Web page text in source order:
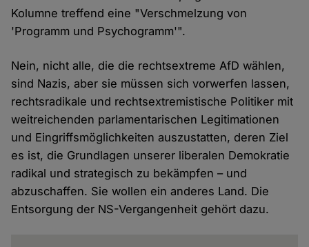
Kolumne treffend eine "Verschmelzung von
'Programm und Psychogramm'".
Nein, nicht alle, die die rechtsextreme AfD wählen,
sind Nazis, aber sie müssen sich vorwerfen lassen,
rechtsradikale und rechtsextremistische Politiker mit
weitreichenden parlamentarischen Legitimationen
und Eingriffsmöglichkeiten auszustatten, deren Ziel
es ist, die Grundlagen unserer liberalen Demokratie
radikal und strategisch zu bekämpfen – und
abzuschaffen. Sie wollen ein anderes Land. Die
Entsorgung der NS-Vergangenheit gehört dazu.